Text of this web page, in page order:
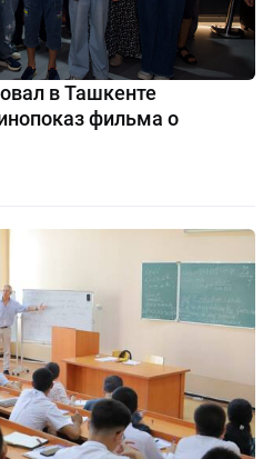
в Ташкенте
фильма о